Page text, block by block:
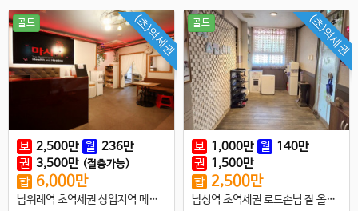
(초)역세권
골드
보 2,500만 월 236만
권 3,500만 (절충가능)
합 6,000만
남위례역 초역세권 상업지역 메인 위치
(초)역세권
골드
보 1,000만 월 140만
권 1,500만
합 2,500만
남성역 초역세권 로드손님 잘 올라오는 중국건전샵